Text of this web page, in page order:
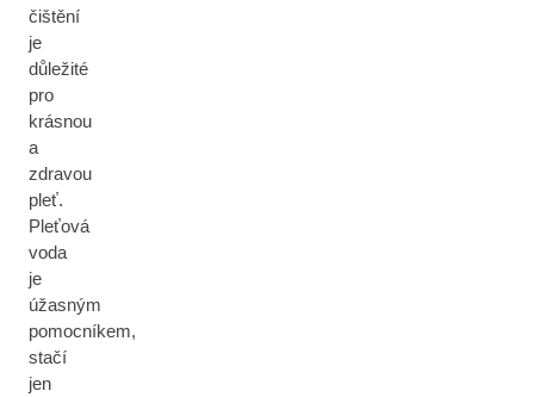
čištění
je
důležité
pro
krásnou
a
zdravou
pleť.
Pleťová
voda
je
úžasným
pomocníkem,
stačí
jen